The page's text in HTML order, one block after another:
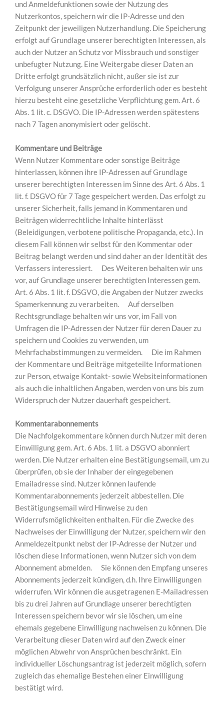
und Anmeldefunktionen sowie der Nutzung des
Nutzerkontos, speichern wir die IP-Adresse und den
Zeitpunkt der jeweiligen Nutzerhandlung. Die Speicherung
erfolgt auf Grundlage unserer berechtigten Interessen, als
auch der Nutzer an Schutz vor Missbrauch und sonstiger
unbefugter Nutzung. Eine Weitergabe dieser Daten an
Dritte erfolgt grundsätzlich nicht, außer sie ist zur
Verfolgung unserer Ansprüche erforderlich oder es besteht
hierzu besteht eine gesetzliche Verpflichtung gem. Art. 6
Abs. 1 lit. c. DSGVO. Die IP-Adressen werden spätestens
nach 7 Tagen anonymisiert oder gelöscht.
Kommentare und Beiträge
Wenn Nutzer Kommentare oder sonstige Beiträge
hinterlassen, können ihre IP-Adressen auf Grundlage
unserer berechtigten Interessen im Sinne des Art. 6 Abs. 1
lit. f. DSGVO für 7 Tage gespeichert werden. Das erfolgt zu
unserer Sicherheit, falls jemand in Kommentaren und
Beiträgen widerrechtliche Inhalte hinterlässt
(Beleidigungen, verbotene politische Propaganda, etc.). In
diesem Fall können wir selbst für den Kommentar oder
Beitrag belangt werden und sind daher an der Identität des
Verfassers interessiert. Des Weiteren behalten wir uns
vor, auf Grundlage unserer berechtigten Interessen gem.
Art. 6 Abs. 1 lit. f. DSGVO, die Angaben der Nutzer zwecks
Spamerkennung zu verarbeiten. Auf derselben
Rechtsgrundlage behalten wir uns vor, im Fall von
Umfragen die IP-Adressen der Nutzer für deren Dauer zu
speichern und Cookies zu verwenden, um
Mehrfachabstimmungen zu vermeiden. Die im Rahmen
der Kommentare und Beiträge mitgeteilte Informationen
zur Person, etwaige Kontakt- sowie Websiteinformationen
als auch die inhaltlichen Angaben, werden von uns bis zum
Widerspruch der Nutzer dauerhaft gespeichert.
Kommentarabonnements
Die Nachfolgekommentare können durch Nutzer mit deren
Einwilligung gem. Art. 6 Abs. 1 lit. a DSGVO abonniert
werden. Die Nutzer erhalten eine Bestätigungsemail, um zu
überprüfen, ob sie der Inhaber der eingegebenen
Emailadresse sind. Nutzer können laufende
Kommentarabonnements jederzeit abbestellen. Die
Bestätigungsemail wird Hinweise zu den
Widerrufsmöglichkeiten enthalten. Für die Zwecke des
Nachweises der Einwilligung der Nutzer, speichern wir den
Anmeldezeitpunkt nebst der IP-Adresse der Nutzer und
löschen diese Informationen, wenn Nutzer sich von dem
Abonnement abmelden. Sie können den Empfang unseres
Abonnements jederzeit kündigen, d.h. Ihre Einwilligungen
widerrufen. Wir können die ausgetragenen E-Mailadressen
bis zu drei Jahren auf Grundlage unserer berechtigten
Interessen speichern bevor wir sie löschen, um eine
ehemals gegebene Einwilligung nachweisen zu können. Die
Verarbeitung dieser Daten wird auf den Zweck einer
möglichen Abwehr von Ansprüchen beschränkt. Ein
individueller Löschungsantrag ist jederzeit möglich, sofern
zugleich das ehemalige Bestehen einer Einwilligung
bestätigt wird.